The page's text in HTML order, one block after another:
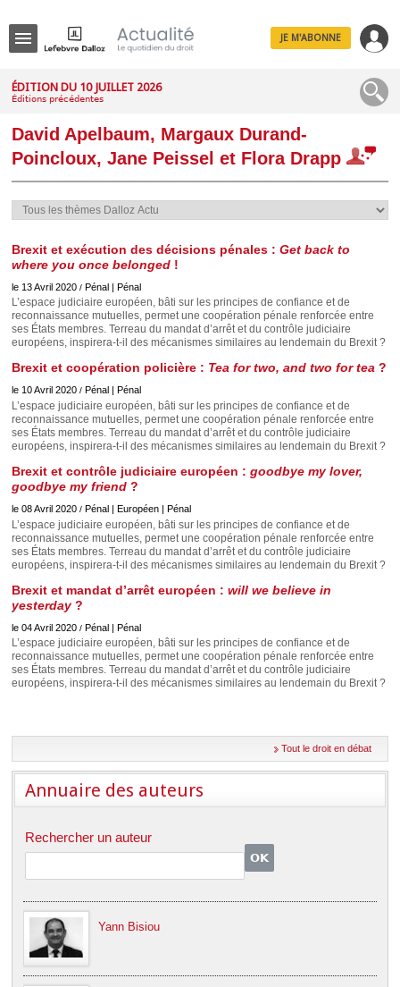
IT
JE M'ABONNE
ÉDITION DU 10 JUILLET 2026
Éditions précédentes
David Apelbaum, Margaux Durand-
Poincloux, Jane Peissel et Flora Drapp
Brexit et exécution des décisions pénales : Get back to
where you once belonged !
le 13 Avril 2020 / Pénal | Pénal
L’espace judiciaire européen, bâti sur les principes de confiance et de
reconnaissance mutuelles, permet une coopération pénale renforcée entre
ses États membres. Terreau du mandat d’arrêt et du contrôle judiciaire
européens, inspirera-t-il des mécanismes similaires au lendemain du Brexit ?
Brexit et coopération policière : Tea for two, and two for tea ?
le 10 Avril 2020 / Pénal | Pénal
L’espace judiciaire européen, bâti sur les principes de confiance et de
reconnaissance mutuelles, permet une coopération pénale renforcée entre
ses États membres. Terreau du mandat d’arrêt et du contrôle judiciaire
européens, inspirera-t-il des mécanismes similaires au lendemain du Brexit ?
Brexit et contrôle judiciaire européen : goodbye my lover,
goodbye my friend ?
le 08 Avril 2020 / Pénal | Européen | Pénal
L’espace judiciaire européen, bâti sur les principes de confiance et de
reconnaissance mutuelles, permet une coopération pénale renforcée entre
ses États membres. Terreau du mandat d’arrêt et du contrôle judiciaire
européens, inspirera-t-il des mécanismes similaires au lendemain du Brexit ?
Brexit et mandat d’arrêt européen : will we believe in
yesterday?
le 04 Avril 2020 / Pénal | Pénal
L’espace judiciaire européen, bâti sur les principes de confiance et de
reconnaissance mutuelles, permet une coopération pénale renforcée entre
ses États membres. Terreau du mandat d’arrêt et du contrôle judiciaire
européens, inspirera-t-il des mécanismes similaires au lendemain du Brexit ?
Tout le droit en débat
Annuaire des auteurs
Rechercher un auteur
Yann Bisiou